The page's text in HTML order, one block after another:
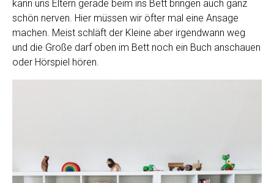
kann uns Eltern gerade beim ins Bett bringen auch ganz
schön nerven. Hier müssen wir öfter mal eine Ansage
machen. Meist schläft der Kleine aber irgendwann weg
und die Große darf oben im Bett noch ein Buch anschauen
oder Hörspiel hören.